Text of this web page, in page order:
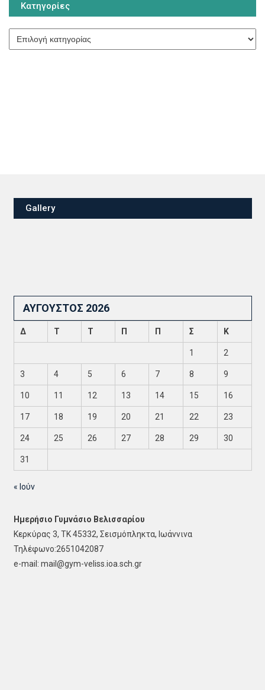
Κατηγορίες
Κατηγορίες
Gallery
ΑΎΓΟΥΣΤΟΣ 2026
Δ Τ Τ Π Π Σ Κ
1 2
3 4 5 6 7 8 9
10 11 12 13 14 15 16
17 18 19 20 21 22 23
24 25 26 27 28 29 30
31
« Ιούν
Ημερήσιο Γυμνάσιο Βελισσαρίου
Κερκύρας 3, ΤΚ 45332, Σεισμόπληκτα, Ιωάννινα
Τηλέφωνο:2651042087
e-mail: mail@gym-veliss.ioa.sch.gr